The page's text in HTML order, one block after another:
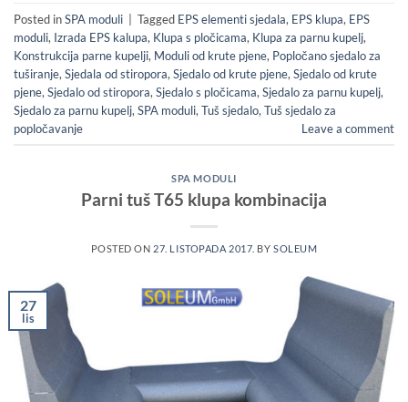
Posted inSPA moduli | Tagged EPS elementi sjedala, EPS klupa, EPS
moduli, Izrada EPS kalupa, Klupa s pločicama, Klupa za parnu kupelj,
Konstrukcija parne kupelji, Moduli od krute pjene, Popločano sjedalo za
tuširanje, Sjedala od stiropora, Sjedalo od krute pjene, Sjedalo od krute
pjene, Sjedalo od stiropora, Sjedalo s pločicama, Sjedalo za parnu kupelj,
Sjedalo za parnu kupelj, SPA moduli, Tuš sjedalo, Tuš sjedalo za
popločavanje
Leave a comment
SPA MODULI
Parni tuš T65 klupa kombinacija
POSTED ON 27. LISTOPADA 2017. BYSOLEUM
27
lis